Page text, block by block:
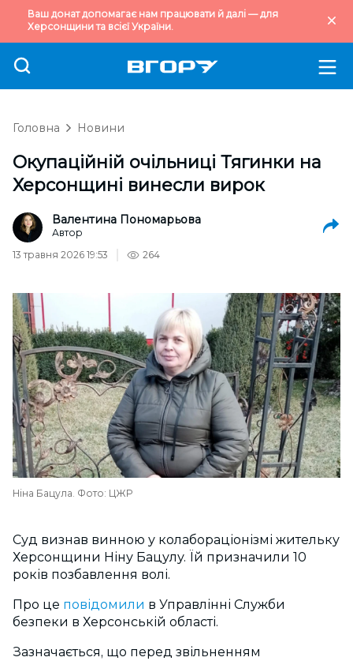
Ваш донат допомагає нам працювати й далі — для
Херсонщини та всієї України.
Головна Новини
Окупаційній очільниці Тягинки на
Херсонщині винесли вирок
Валентина Пономарьова
Автор
13 травня 2026 19:53
264
Ніна Бацула. Фото: ЦЖР
Суд визнав винною у колабораціонізмі жительку
Херсонщини Ніну Бацулу. Їй призначили 10
років позбавлення волі.
Про це повідомили в Управлінні Служби
безпеки в Херсонській області.
Зазначається, що перед звільненням